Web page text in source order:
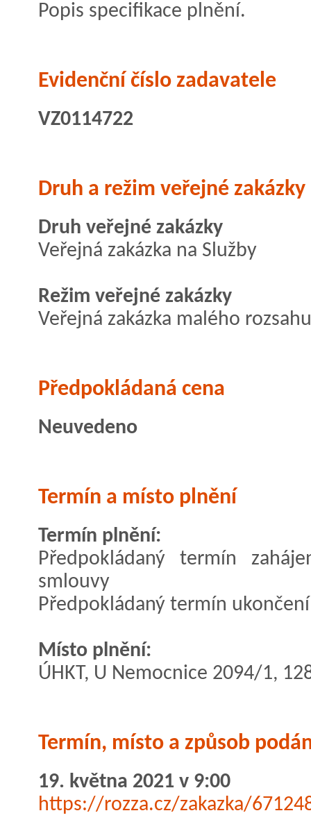
Popis specifikace plnění.
Evidenční číslo zadavatele
VZ0114722
Druh a režim veřejné zakázky
Druh veřejné zakázky
Veřejná zakázka na Služby
Režim veřejné zakázky
Veřejná zakázka malého rozsahu
Předpokládaná cena
Neuvedeno
Termín a místo plnění
Termín plnění:
Předpokládaný termín
smlouvy
Předpokládaný termín
Místo plnění:
ÚHKT, U Nemocnice 2094/1,
Termín, místo a způsob
19. května 2021 v 9:00
https://rozza.cz/zakazka/